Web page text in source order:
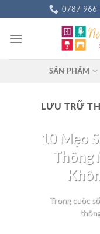
đến
nội
0787 966
SẢN PHẨM
LƯU TRỮ
10 Mẹo
Thông
Trong cuộc